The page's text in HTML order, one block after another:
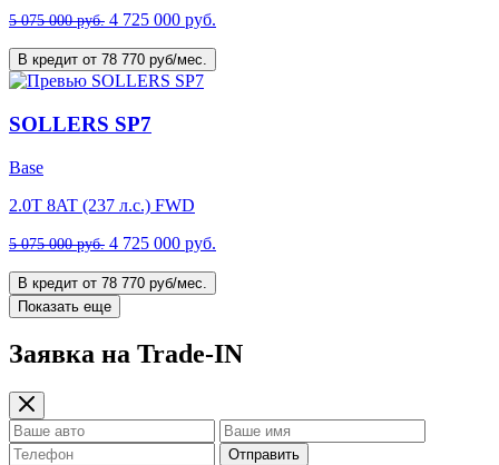
5 075 000 руб. 4 725 000 руб.
В кредит от 78 770 руб/мес.
SOLLERS SP7
Base
2.0T 8AT (237 л.с.) FWD
5 075 000 руб. 4 725 000 руб.
В кредит от 78 770 руб/мес.
Показать еще
Заявка на Trade-IN
Отправить